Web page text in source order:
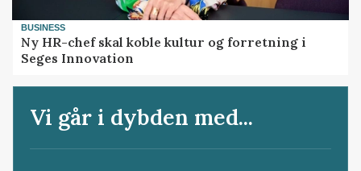
BUSINESS
Ny HR-chef skal koble kultur og forretning i
Seges Innovation
Vi går i dybden med...